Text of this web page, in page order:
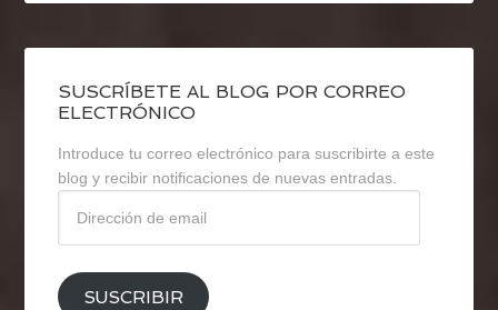
SUSCRÍBETE AL BLOG POR CORREO
ELECTRÓNICO
Introduce tu correo electrónico para suscribirte a este
blog y recibir notificaciones de nuevas entradas.
email
SUSCRIBIR